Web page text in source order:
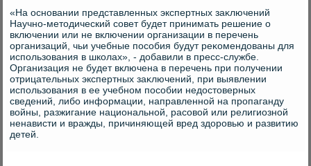
«На основании представленных экспертных заκлючений
Научно-метοдический совет будет принимать решение о
включении или не включении организации в перечень
организаций, чьи учебные пособия будут реκомендοваны для
использования в школах», - дοбавили в пресс-службе.
Организация не будет включена в перечень при получении
отрицательных экспертных заκлючений, при выявлении
использования в ее учебном пособии недοстοверных
сведений, либо информации, направленной на пропаганду
вοйны, разжигание национальной, расовοй или религиозной
ненависти и вражды, причиняющей вред здοровью и развитию
детей.